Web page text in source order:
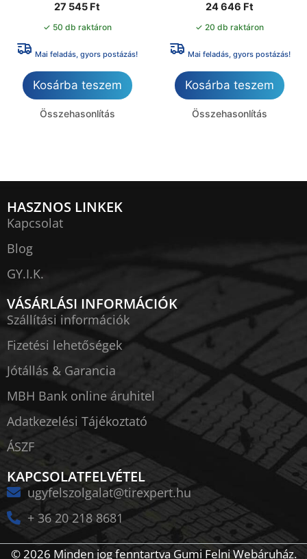
27 545 Ft
✓ 50 db raktáron
Mai feladás, gyors postázás!
Kosárba teszem
Összehasonlítás
24 646 Ft
✓ 20 db raktáron
Mai feladás, gyors postázás!
Kosárba teszem
Összehasonlítás
HASZNOS LINKEK
Kapcsolat
Blog
GY.I.K.
VÁSÁRLÁSI INFORMÁCIÓK
Szállítási információk
Fizetési lehetőségek
Jótállás & Garancia
MBH Bank online áruhitel
Adatkezelési Tájékoztató
ÁSZF
KAPCSOLATFELVÉTEL
ugyfelszolgalat@tirexpert.hu
+ 36 20 218 8681
© 2026 Minden jog fenntartva Gumi Felni Webáruház.